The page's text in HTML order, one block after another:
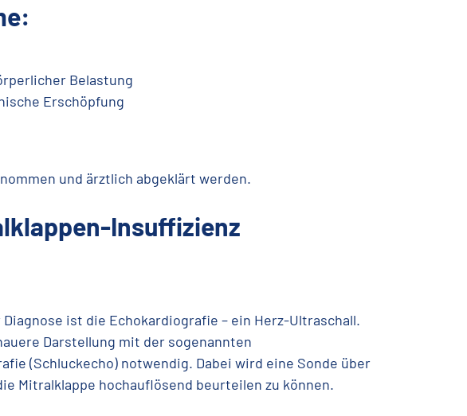
Belastung
Erschöpfung
und ärztlich abgeklärt werden.
Insuffizienz
ist die Echokardiografie – ein Herz-Ultraschall.
Darstellung mit der sogenannten
(Schluckecho) notwendig. Dabei wird eine Sonde über
Mitralklappe hochauflösend beurteilen zu können.